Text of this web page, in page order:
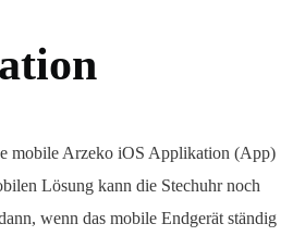
mobile Arzeko iOS Applikation (App)
Lösung kann die Stechuhr noch
wenn das mobile Endgerät ständig